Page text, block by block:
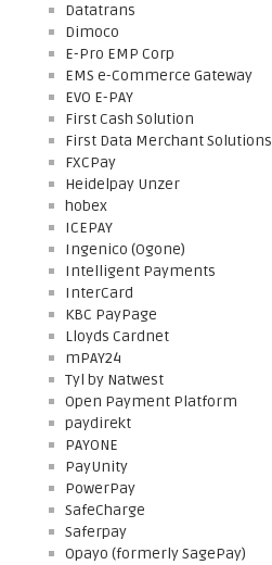
Datatrans
Dimoco
E-Pro EMP Corp
EMS e-Commerce Gateway
EVO E-PAY
First Cash Solution
First Data Merchant Solutions
FXCPay
Heidelpay Unzer
hobex
ICEPAY
Ingenico (Ogone)
Intelligent Payments
InterCard
KBC PayPage
Lloyds Cardnet
mPAY24
Tyl by Natwest
Open Payment Platform
paydirekt
PAYONE
PayUnity
PowerPay
SafeCharge
Saferpay
Opayo (formerly SagePay)